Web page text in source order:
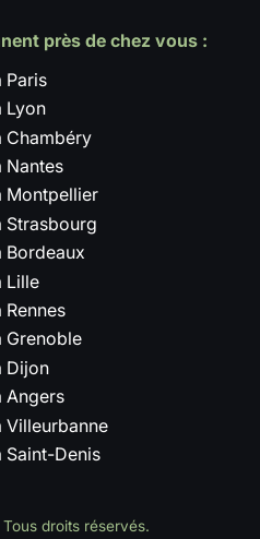
près de chez vous :
Paris
Lyon
Chambéry
Nantes
Montpellier
Strasbourg
Bordeaux
Lille
Grenoble
Dijon
Angers
Villeurbanne
Saint-Denis
droits réservés.